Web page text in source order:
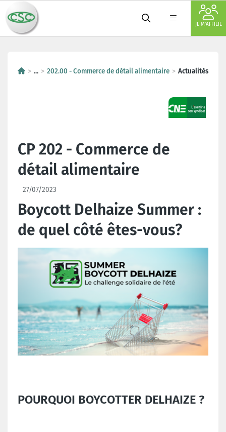
JE M'AFFILIE
... 202.00 - Commerce de détail alimentaire Actualités
CP 202 - Commerce de
détail alimentaire
27/07/2023
Boycott Delhaize Summer :
de quel côté êtes-vous?
POURQUOI BOYCOTTER DELHAIZE ?